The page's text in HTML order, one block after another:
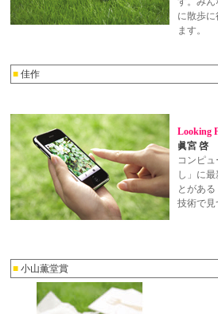
に散歩
ます。
■ 佳作
Looking
眞宮 啓
コンピ
し」に
とがあ
技術で見
■ 小山薫堂賞